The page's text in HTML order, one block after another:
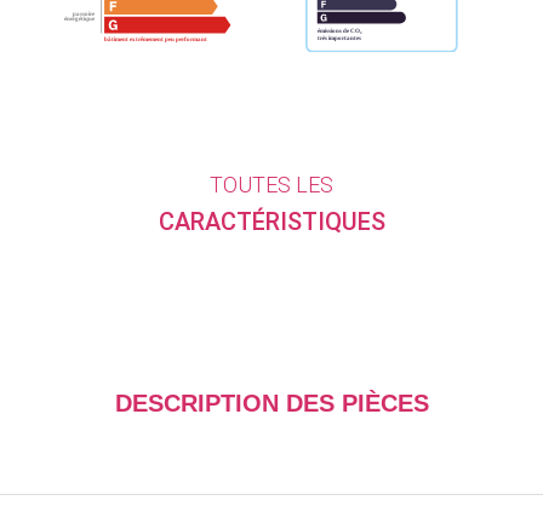
TOUTES LES
CARACTÉRISTIQUES
DESCRIPTION DES PIÈCES